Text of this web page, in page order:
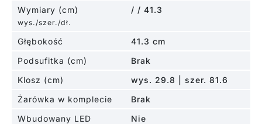
Wymiary (cm)
wys./szer./dł.
/ / 41.3
Głębokość
41.3 cm
Podsufitka (cm)
Brak
Klosz (cm)
wys. 29.8 | szer. 81.6
Żarówka w komplecie
Brak
Wbudowany LED
Nie